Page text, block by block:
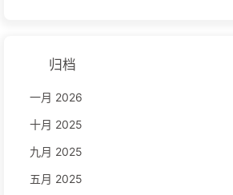
归档
一月 2026
十月 2025
九月 2025
五月 2025